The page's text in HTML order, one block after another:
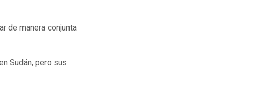
de manera conjunta
Sudán, pero sus